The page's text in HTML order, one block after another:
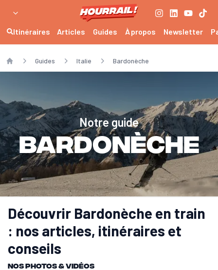
Itinéraires Articles Guides À propos Newsletter
Guides Italie Bardonèche
Notre guide
Bardonèche
Découvrir Bardonèche en train
: nos articles, itinéraires et
conseils
Nos Photos & vidéos